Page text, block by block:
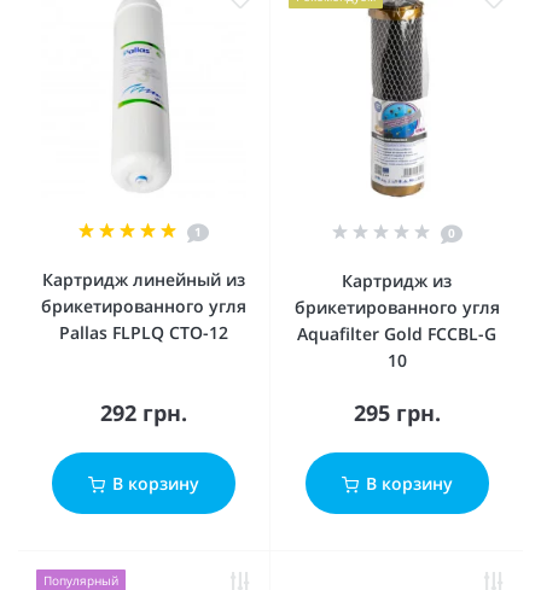
1
Картридж линейный из
брикетированного угля
Pallas FLPLQ CTO-12
292 грн.
В корзину
0
Картридж из
брикетированного угля
Aquafilter Gold FCCBL-G
10
295 грн.
В корзину
Популярный